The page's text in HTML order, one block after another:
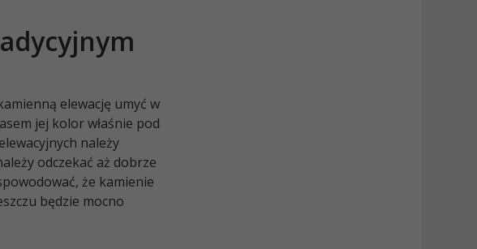
elewację umyć w
jej kolor właśnie pod
należy
odczekać aż dobrze
że kamienie
będzie mocno